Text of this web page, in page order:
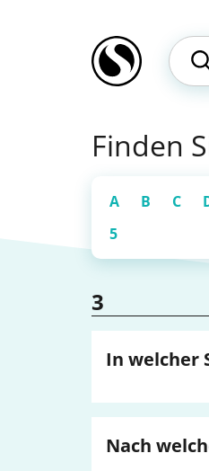
Finden
A B C
5
3
In welcher
Nach